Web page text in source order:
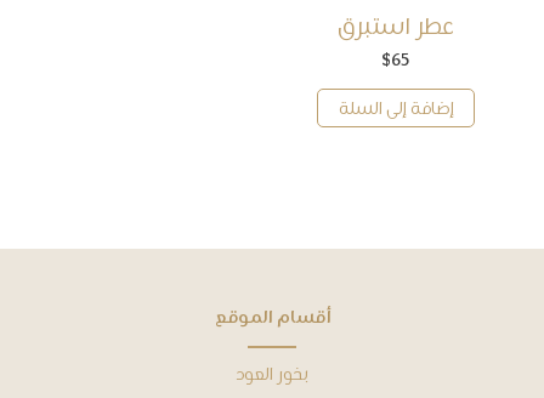
عطر استبرق
$65
إضافة إلى السلة
ﺃﻗﺴﺎﻡ ﺍﻟﻤﻮﻗﻊ
بخور العود